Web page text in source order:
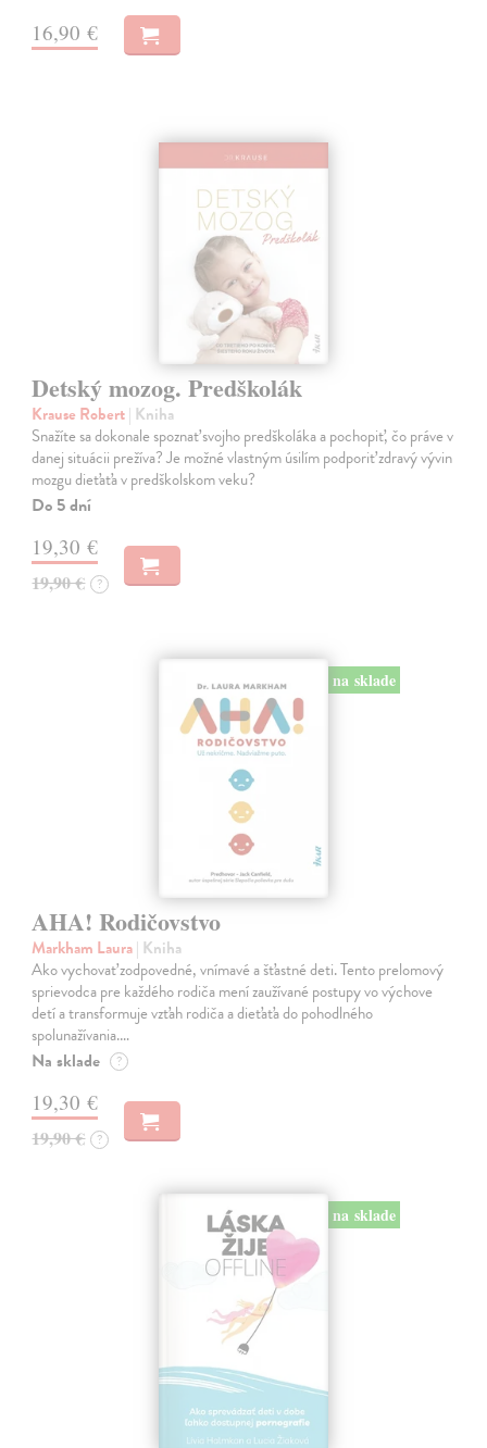
16,90 €
Detský mozog. Predškolák
Krause Robert| Kniha
Snažíte sa dokonale spoznať svojho predškoláka a pochopiť, čo práve v
danej situácii prežíva? Je možné vlastným úsilím podporiť zdravý vývin
mozgu dieťaťa v predškolskom veku?
Do 5 dní
19,30 €
19,90 € ?
na sklade
AHA! Rodičovstvo
Markham Laura| Kniha
Ako vychovať zodpovedné, vnímavé a šťastné deti. Tento prelomový
sprievodca pre každého rodiča mení zaužívané postupy vo výchove
detí a transformuje vzťah rodiča a dieťaťa do pohodlného
spolunažívania.…
Na sklade ?
19,30 €
19,90 € ?
na sklade